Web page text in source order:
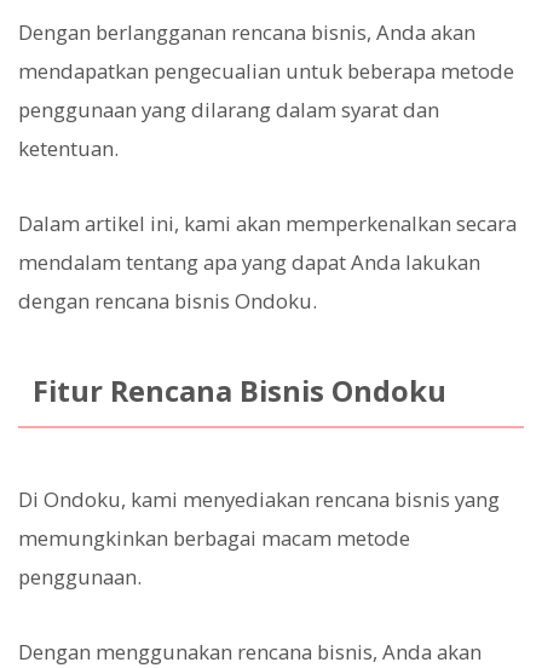
Dengan berlangganan rencana bisnis, Anda akan
mendapatkan pengecualian untuk beberapa metode
penggunaan yang dilarang dalam syarat dan
ketentuan.
Dalam artikel ini, kami akan memperkenalkan secara
mendalam tentang apa yang dapat Anda lakukan
dengan rencana bisnis Ondoku.
Fitur Rencana Bisnis Ondoku
Di Ondoku, kami menyediakan rencana bisnis yang
memungkinkan berbagai macam metode
penggunaan.
Dengan menggunakan rencana bisnis, Anda akan